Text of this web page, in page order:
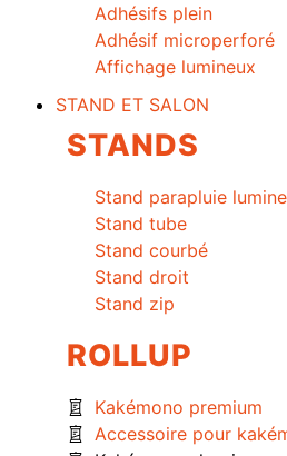
Adhésifs plein
Adhésif microperforé
Affichage lumineux
STAND ET SALON
STANDS
Stand parapluie
Stand tube
Stand courbé
Stand droit
Stand zip
ROLLUP
Kakémono premium
Accessoire pour